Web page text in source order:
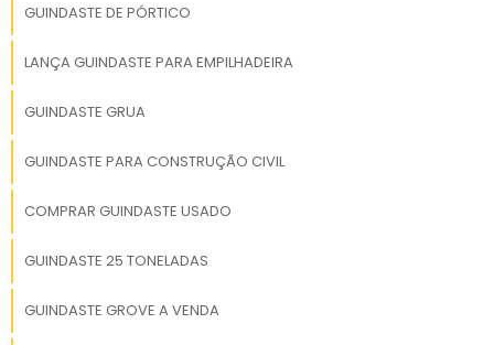
GUINDASTE DE PÓRTICO
LANÇA GUINDASTE PARA EMPILHADEIRA
GUINDASTE GRUA
GUINDASTE PARA CONSTRUÇÃO CIVIL
COMPRAR GUINDASTE USADO
GUINDASTE 25 TONELADAS
GUINDASTE GROVE A VENDA